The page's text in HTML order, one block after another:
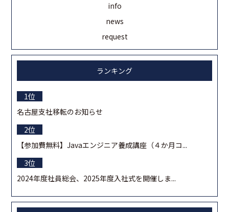
info
news
request
ランキング
名古屋支社移転のお知らせ
【参加費無料】Javaエンジニア養成講座（４か月コ...
2024年度社員総会、2025年度入社式を開催しま...